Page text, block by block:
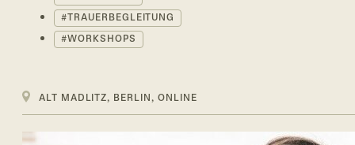
TRAUERBEGLEITUNG
WORKSHOPS
ALT MADLITZ, BERLIN, ONLINE